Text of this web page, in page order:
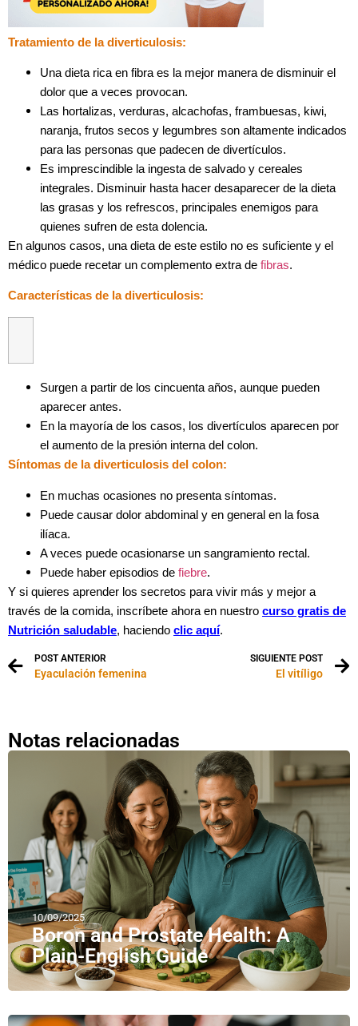
Tratamiento de la diverticulosis:
Una dieta rica en fibra es la mejor manera de disminuir el
dolor que a veces provocan.
Las hortalizas, verduras, alcachofas, frambuesas, kiwi,
naranja, frutos secos y legumbres son altamente indicados
para las personas que padecen de divertículos.
Es imprescindible la ingesta de salvado y cereales
integrales. Disminuir hasta hacer desaparecer de la dieta
las grasas y los refrescos, principales enemigos para
quienes sufren de esta dolencia.
En algunos casos, una dieta de este estilo no es suficiente y el
médico puede recetar un complemento extra de fibras.
Características de la diverticulosis:
Surgen a partir de los cincuenta años, aunque pueden
aparecer antes.
En la mayoría de los casos, los divertículos aparecen por
el aumento de la presión interna del colon.
Síntomas de la diverticulosis del colon:
En muchas ocasiones no presenta síntomas.
Puede causar dolor abdominal y en general en la fosa
ilíaca.
A veces puede ocasionarse un sangramiento rectal.
Puede haber episodios de fiebre.
Y si quieres aprender los secretos para vivir más y mejor a
través de la comida, inscríbete ahora en nuestro curso gratis de
Nutrición saludable, haciendo clic aquí.
POST ANTERIOR
Eyaculación femenina
SIGUIENTE POST
El vitíligo
Notas relacionadas
10/09/2025
Boron and Prostate Health: A
Plain-English Guide